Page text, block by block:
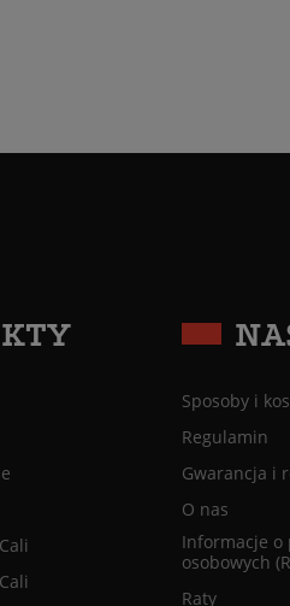
Sposoby i
Regulamin
Gwarancja i
O nas
Informacje o
osobowych
Raty